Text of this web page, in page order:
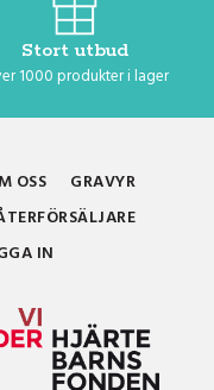
Stort utbud
1000 produkter i lager
OSS
GRAVYR
IN